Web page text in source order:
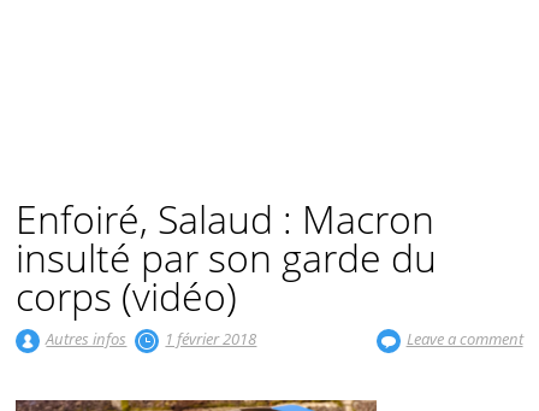
Enfoiré, Salaud : Macron
insulté par son garde du
corps (vidéo)
Autres infos 1 février 2018 Leave a comment